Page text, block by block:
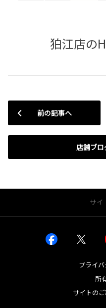
狛江店の
前の記事へ
店舗ブロ
サイ
プライ
所
サイトの